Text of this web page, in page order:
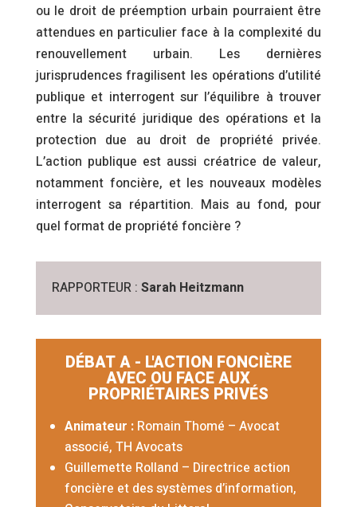
ou le droit de préemption urbain pourraient être
attendues en particulier face à la complexité du
renouvellement urbain. Les dernières
jurisprudences fragilisent les opérations d’utilité
publique et interrogent sur l’équilibre à trouver
entre la sécurité juridique des opérations et la
protection due au droit de propriété privée.
L’action publique est aussi créatrice de valeur,
notamment foncière, et les nouveaux modèles
interrogent sa répartition. Mais au fond, pour
quel format de propriété foncière ?
RAPPORTEUR : Sarah Heitzmann
DÉBAT A - L'ACTION FONCIÈRE
AVEC OU FACE AUX
PROPRIÉTAIRES PRIVÉS
Animateur : Romain Thomé – Avocat
associé, TH Avocats
Guillemette Rolland – Directrice action
foncière et des systèmes d’information,